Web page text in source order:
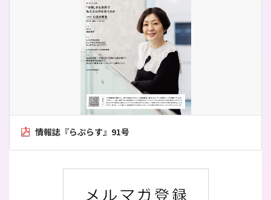
情報誌『らぷらす』91号